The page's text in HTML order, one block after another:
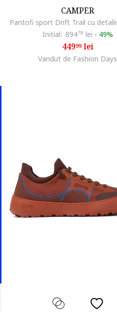
CAMPER
Initial: 89478 lei - 49%
44999lei
Vandut de Fashion Days